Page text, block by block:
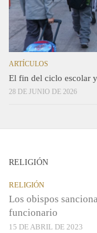
ARTÍCULOS
El fin del ciclo escolar
28 DE JUNIO DE 2026
RELIGIÓN
RELIGIÓN
Los obispos
funcionario
15 DE ABRIL DE 2023